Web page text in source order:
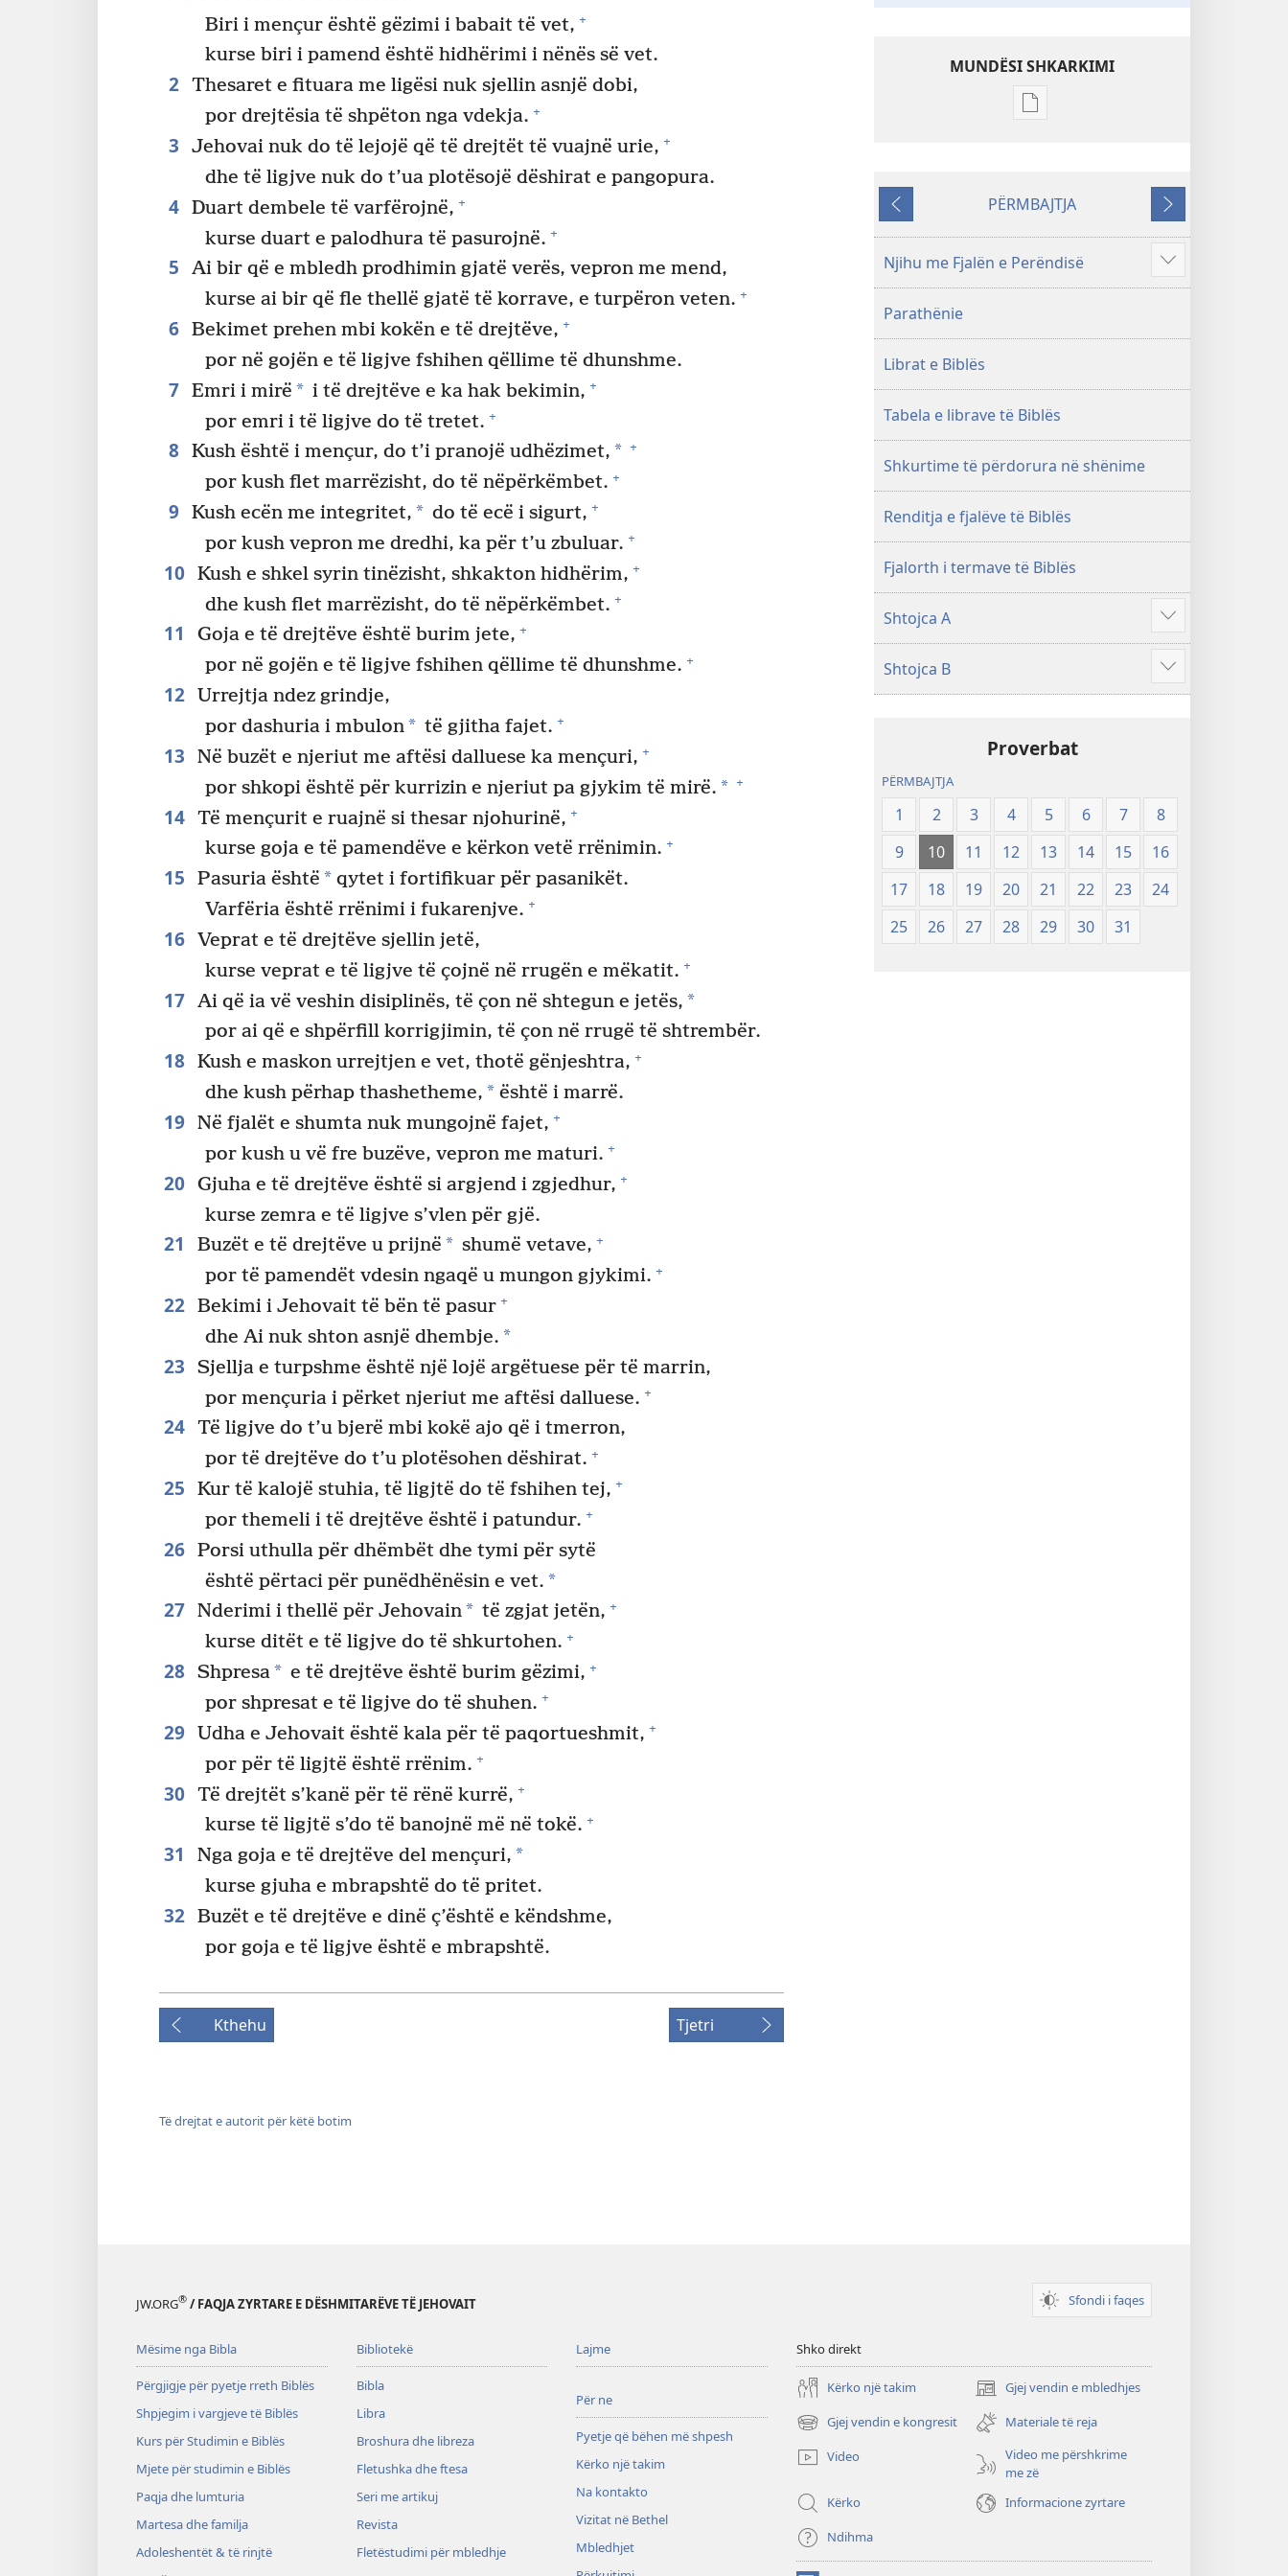
Biri i mençur është gëzimi i babait të vet, +
kurse biri i pamend është hidhërimi i nënës së vet.
2 Thesaret e fituara me ligësi nuk sjellin asnjë dobi,
por drejtësia të shpëton nga vdekja. +
3 Jehovai nuk do të lejojë që të drejtët të vuajnë urie, +
dhe të ligjve nuk do t’ua plotësojë dëshirat e pangopura.
4 Duart dembele të varfërojnë, +
kurse duart e palodhura të pasurojnë. +
5
Ai bir që e mbledh prodhimin gjatë verës, vepron me mend,
kurse ai bir që fle thellë gjatë të korrave, e turpëron veten. +
6 Bekimet prehen mbi kokën e të drejtëve, +
por në gojën e të ligjve fshihen qëllime të dhunshme.
7 Emri i mirë * i të drejtëve e ka hak bekimin, +
por emri i të ligjve do të tretet. +
8 Kush është i mençur, do t’i pranojë udhëzimet, * +
por kush flet marrëzisht, do të nëpërkëmbet. +
9 Kush ecën me integritet, * do të ecë i sigurt, +
por kush vepron me dredhi, ka për t’u zbuluar. +
10 Kush e shkel syrin tinëzisht, shkakton hidhërim, +
dhe kush flet marrëzisht, do të nëpërkëmbet. +
11 Goja e të drejtëve është burim jete, +
por në gojën e të ligjve fshihen qëllime të dhunshme. +
12 Urrejtja ndez grindje,
por dashuria i mbulon* të gjitha fajet. +
13 Në buzët e njeriut me aftësi dalluese ka mençuri, +
por shkopi është për kurrizin e njeriut pa gjykim të mirë. * +
14 Të mençurit e ruajnë si thesar njohurinë, +
kurse goja e të pamendëve e kërkon vetë rrënimin. +
15 Pasuria është *qytet i fortifikuar për pasanikët.
Varfëria është rrënimi i fukarenjve. +
16 Veprat e të drejtëve sjellin jetë,
kurse veprat e të ligjve të çojnë në rrugën e mëkatit. +
17 Ai që ia vë veshin disiplinës, të çon në shtegun e jetës, *
por ai që e shpërfill korrigjimin, të çon në rrugë të shtrembër.
18 Kush e maskon urrejtjen e vet, thotë gënjeshtra, +
dhe kush përhap thashetheme, * është i marrë.
19 Në fjalët e shumta nuk mungojnë fajet, +
por kush u vë fre buzëve, vepron me maturi. +
20 Gjuha e të drejtëve është si argjend i zgjedhur, +
kurse zemra e të ligjve s’vlen për gjë.
21 Buzët e të drejtëve u prijnë * shumë vetave, +
por të pamendët vdesin ngaqë u mungon gjykimi. +
22 Bekimi i Jehovait të bën të pasur +
dhe Ai nuk shton asnjë dhembje. *
23
Sjellja e turpshme është një lojë argëtuese për të marrin,
por mençuria i përket njeriut me aftësi dalluese. +
24 Të ligjve do t’u bjerë mbi kokë ajo që i tmerron,
por të drejtëve do t’u plotësohen dëshirat. +
25 Kur të kalojë stuhia, të ligjtë do të fshihen tej, +
por themeli i të drejtëve është i patundur. +
26 Porsi uthulla për dhëmbët dhe tymi për sytë
është përtaci për punëdhënësin e vet. *
27 Nderimi i thellë për Jehovain* të zgjat jetën, +
kurse ditët e të ligjve do të shkurtohen. +
28 Shpresa* e të drejtëve është burim gëzimi, +
por shpresat e të ligjve do të shuhen. +
29 Udha e Jehovait është kala për të paqortueshmit, +
por për të ligjtë është rrënim. +
30 Të drejtët s’kanë për të rënë kurrë, +
kurse të ligjtë s’do të banojnë më në tokë. +
31 Nga goja e të drejtëve del mençuri, *
kurse gjuha e mbrapshtë do të pritet.
32 Buzët e të drejtëve e dinë ç’është e këndshme,
por goja e të ligjve është e mbrapshtë.
Kthehu Tjetri
Të drejtat e autorit për këtë botim
MUNDËSI SHKARKIMI
Mundësitë
botimet
Shenjta
Bota
Re
(Botimi
i
rishikuar
Kthehu
PËRMBAJTJA
Tjetri
Njihu me Fjalën e Perëndisë
Shfaq
më
Parathënie
Librat e Biblës
Tabela e librave të Biblës
Shkurtime të përdorura në shënime
Renditja e fjalëve të Biblës
Fjalorth i termave të Biblës
Shtojca A
Shfaq
më
shumë
Shtojca B
Shfaq
më
Proverbat
PËRMBAJTJA
1 2 3 4 5 6 7
8
9
10 11 12 13 14 15
16
17
18 19 20 21 22 23
24
25
26 27 28 29 30 31
JW.ORG® / FAQJA ZYRTARE E DËSHMITARËVE TË JEHOVAIT Sfondi i faqes
Mësime nga Bibla
Përgjigje për pyetje rreth Biblës
Shpjegim i vargjeve të Biblës
Kurs për Studimin e Biblës
Mjete për studimin e Biblës
Paqja dhe lumturia
Martesa dhe familja
Adoleshentët & të rinjtë
Bibliotekë
Bibla
Libra
Broshura dhe libreza
Fletushka dhe ftesa
Seri me artikuj
Revista
Fletëstudimi për mbledhje
Lajme
Për ne
Pyetje që bëhen më shpesh
Kërko një takim
Na kontakto
Vizitat në Bethel
Mbledhjet
Shko direkt
Kërko një takim Gjej vendin e mbledhjes
(hap
dritare
të
re)
Gjej vendin e kongresit
(hap
dritare
të
Materiale të reja
Video
Video me përshkrime
me zë
Kërko
Informacione zyrtare
Ndihma